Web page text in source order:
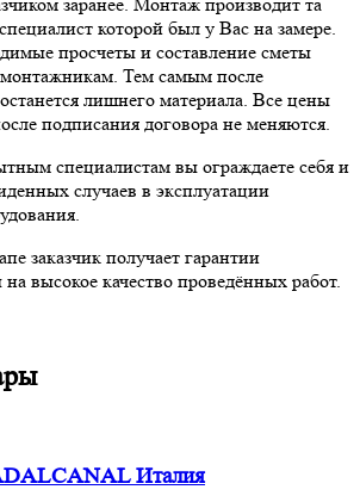
которой был у Вас на замере.
просчеты и составление сметы
Тем самым после
лишнего материала. Все цены
подписания договора не меняются.
специалистам вы ограждаете себя и
случаев в эксплуатации
заказчик получает гарантии
высокое качество проведённых работ.
Италия